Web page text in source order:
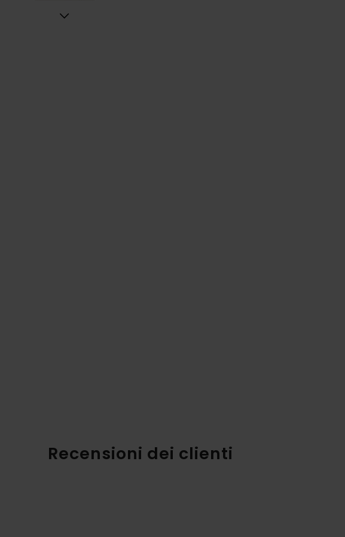
Recensioni dei clienti